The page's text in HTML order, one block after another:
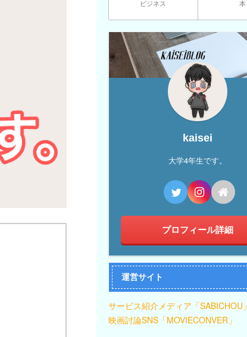
ビジネス 本
kaisei
大学4年生です。
プロフィール詳細
運営サイト
サービス紹介メディア「SABICHOU」
映画討論SNS「MOVIECONVER」